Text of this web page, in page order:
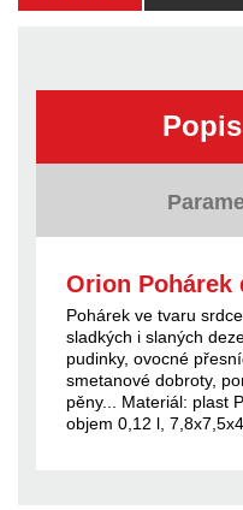
Orion Pohárek
Pohárek ve tvaru
sladkých i slaných
pudinky, ovocné
smetanové dobroty,
pěny... Materiál: plast
objem 0,12 l,